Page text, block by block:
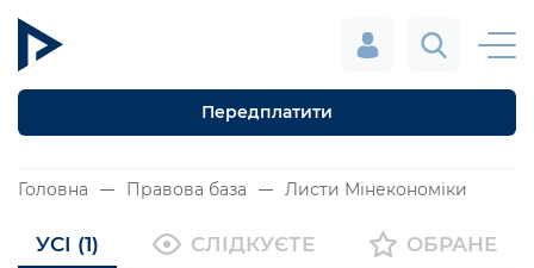
Передплатити
Головна Правова база Листи Мінекономіки
УСІ (1) СЛІДКУЄТЕ ОБРАНЕ